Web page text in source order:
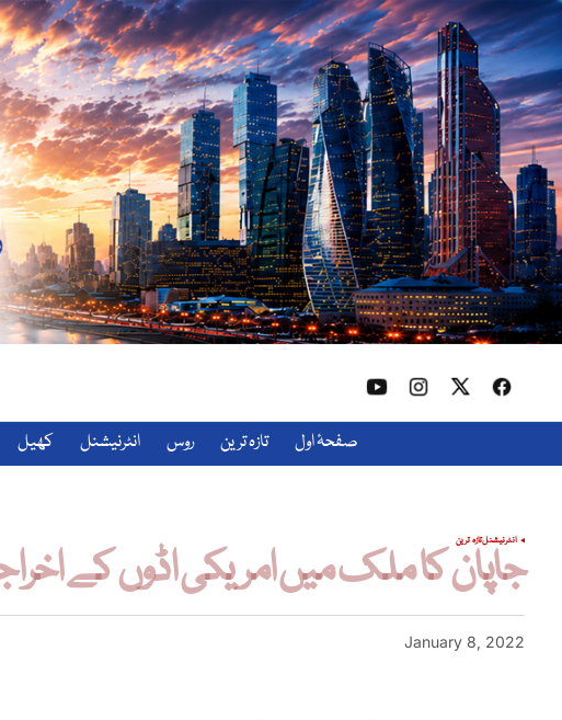
صفحۂ اول تازہ ترین روس انٹرنیشنل کھیل
انٹرنیشنلتازہ ترین
جاپان کا ملک میں امریکی اڈوں کے
January 8, 2022